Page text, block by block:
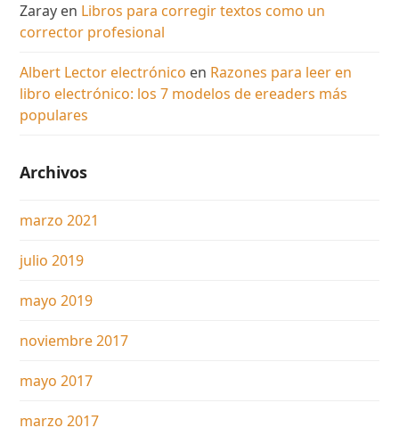
Zaray en Libros para corregir textos como un
corrector profesional
Albert Lector electrónico en Razones para leer en
libro electrónico: los 7 modelos de ereaders más
populares
Archivos
marzo 2021
julio 2019
mayo 2019
noviembre 2017
mayo 2017
marzo 2017